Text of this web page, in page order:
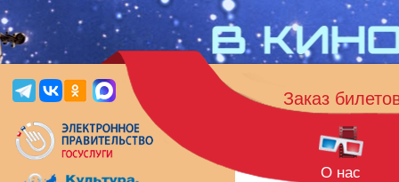
Заказ
О нас